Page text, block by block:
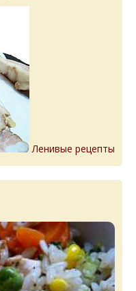
Ленивые рецепты